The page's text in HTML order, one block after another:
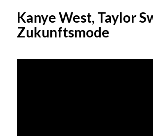
Kanye West, Taylor
Zukunftsmode